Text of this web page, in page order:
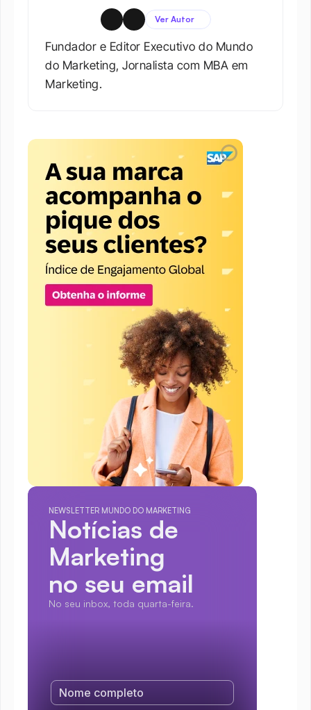
Ver Autor
Fundador e Editor Executivo do Mundo
do Marketing, Jornalista com MBA em
Marketing.
NEWSLETTER MUNDO DO MARKETING
Notícias de
Marketing
no seu email
No seu inbox, toda quarta-feira.